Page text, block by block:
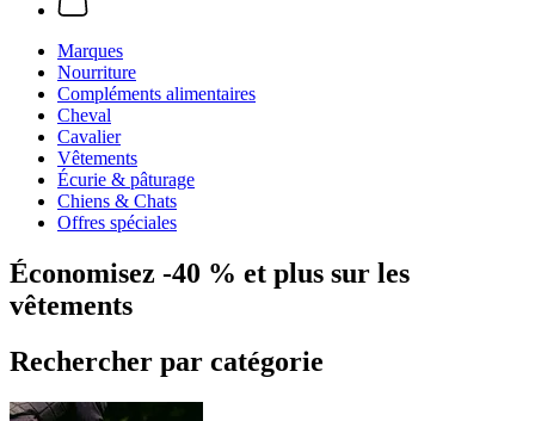
Marques
Nourriture
Compléments alimentaires
Cheval
Cavalier
Vêtements
Écurie & pâturage
Chiens & Chats
Offres spéciales
Économisez -40 % et plus sur les
vêtements
Rechercher par catégorie